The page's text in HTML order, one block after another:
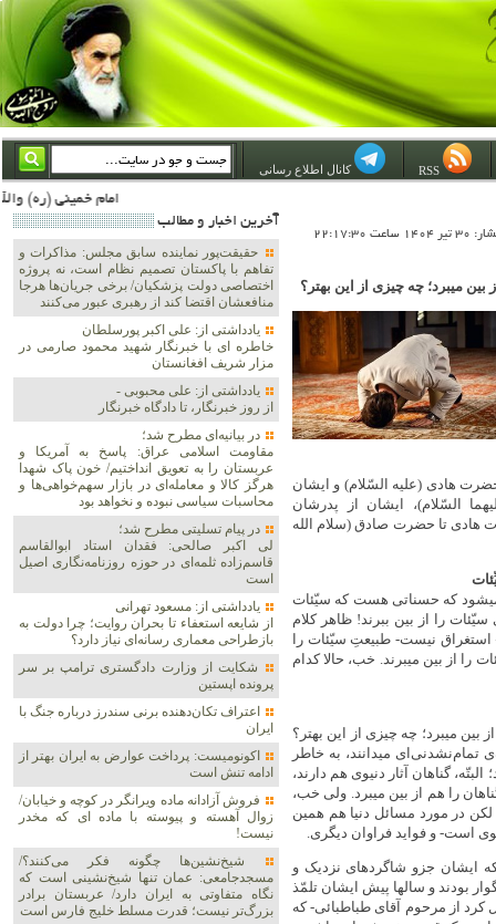
کانال اطلاع رسانی
امام خمینی (ره) والله اسلام تمامش سیاست است؛ ***** امام شهید: به گفتار امام و کردار امام اهتمام بورزید ***** امام خمینی(ره): ان شاء الله ما اندوه دلمان را در وقت مناسب با انتقام از امریکا و آل
22:17:30
بین میبرد؛ چه چیزی از این بهتر؟
هادی (علیه‌ السّلام) و ایشان
السّلام)، ایشان از پدرشان
هادی تا حضرت صادق (سلام ‌الله
که حسناتی هست که سیّئات
را از بین ببرند! ظاهر کلام
نیست- طبیعتِ سیّئات را
را از بین میبرند. خب، حالا کدام
بین میبرد؛ چه چیزی از این بهتر؟
میدانند، به خاطر
گناهان آثار دنیوی هم دارند،
را هم از بین میبرد. ولی خب،
در مورد مسائل دنیا هم همین
است- و فواید فراوان دیگری.
ایشان جزو شاگردهای نزدیک و
بودند و سالها پیش ایشان تلمّذ
کرد از مرحوم آقای طباطبائی- که
آخرين اخبار و مطالب
حقیقت‌پور نماینده سابق مجلس: مذاکرات و
تفاهم با پاکستان تصمیم نظام است، نه پروژه
اختصاصی دولت پزشکیان/ برخی جریان‌ها هرجا
منافعشان اقتضا کند از رهبری عبور می‌کنند
یادداشتی از: علی اکبر پورسلطان
خاطره ای با خبرنگار شهید محمود صارمی در
مزار شریف افغانستان
یادداشتی از: علی محبوبی -
از روز خبرنگار، تا دادگاه خبرنگار
در بیانیه‌ای مطرح شد؛
مقاومت اسلامی عراق: پاسخ به آمریکا و
عربستان را به تعویق انداختیم/ خون پاک شهدا
هرگز کالا و معامله‌ای در بازار سهم‌خواهی‌ها و
محاسبات سیاسی نبوده و نخواهد بود
در پیام تسلیتی مطرح شد؛
لی اکبر صالحی: فقدان استاد ابوالقاسم
قاسم‌زاده ثلمه‌ای در حوزه روزنامه‌نگاری اصیل
است
یادداشتی از: مسعود تهرانی
از شایعه استعفاء تا بحران روایت؛ چرا دولت به
بازطراحی معماری رسانه‌ای نیاز دارد؟
شکایت از وزارت دادگستری ترامپ بر سر
پرونده اپستین
اعتراف تکان‌دهنده برنی سندرز درباره جنگ با
ایران
اکونومیست: پرداخت عوارض به ایران بهتر از
ادامه تنش است
فروش آزادانه ماده ویرانگر در کوچه و خیابان/
زوال آهسته و پیوسته با ماده ای که مخدر
نیست!
شیخ‌نشین‌ها چگونه فکر می‌کنند؟/
مسجدجامعی: عمان تنها شیخ‌نشینی است که
نگاه متفاوتی به ایران دارد/ عربستان برادر
بزرگ‌تر نیست؛ قدرت مسلط خلیج فارس است